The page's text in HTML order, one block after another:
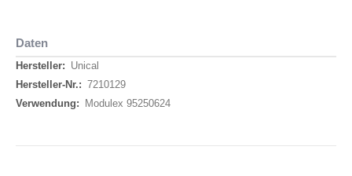
Daten
Daten
Unical
7210129
Modulex 95250624